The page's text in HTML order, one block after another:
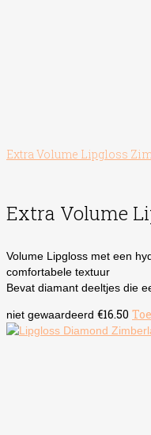
Extra Volume Lipgloss
Extra Volume
Volume Lipgloss met een
comfortabele textuur
Bevat diamant deeltjes die
niet gewaardeerd €16.50